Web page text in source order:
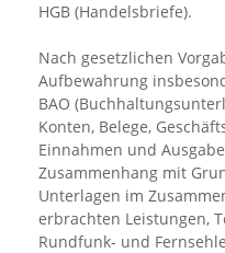
HGB (Handelsbriefe).
Nach gesetzlichen
Aufbewahrung
BAO
Konten, Belege,
Einnahmen und
Zusammenhang mit
Unterlagen im
erbrachten Leistungen,
Rundfunk- und